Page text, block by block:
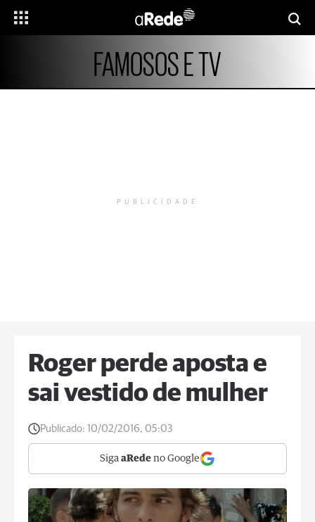
FAMOSOS E TV
PUBLICIDADE
Roger perde aposta e
sai vestido de mulher
Publicado: 10/02/2016, 05:03
Siga aRede no Google